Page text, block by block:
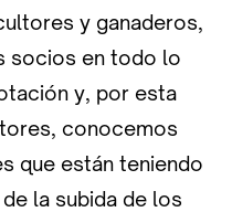
y ganaderos,
socios en todo lo
y, por esta
conocemos
que están teniendo
la subida de los